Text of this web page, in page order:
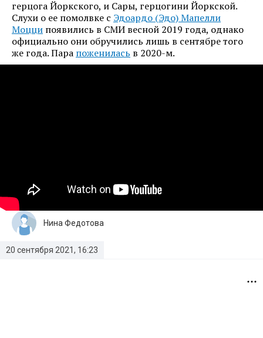
герцога Йоркского, и Сары, герцогини Йоркской.
Слухи о ее помолвке с Эдоардо (Эдо) Мапелли
Моцци появились в СМИ весной 2019 года, однако
официально они обручились лишь в сентябре того
же года. Пара поженилась в 2020-м.
20 сентября 2021, 16:23
Нина Федотова